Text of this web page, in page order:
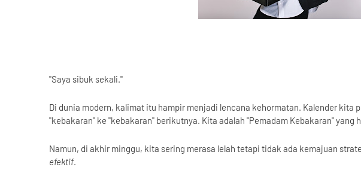
"Saya sibuk sekali."
Di dunia modern, kalimat itu hampir menjadi lencana kehormatan. Kalender kita
"kebakaran" ke "kebakaran" berikutnya. Kita adalah "Pemadam Kebakaran" yang
Namun, di akhir minggu, kita sering merasa lelah tetapi tidak ada kemajuan
efektif.